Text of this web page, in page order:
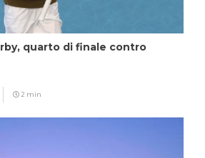
quarto di finale contro
2 min